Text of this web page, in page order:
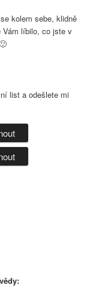
kolem sebe, klidně
líbilo, co jste v
list a odešlete mi